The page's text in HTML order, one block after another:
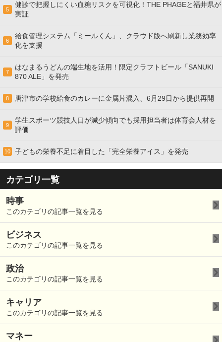
5
健診で把握しにくい血糖リスクを可視化！THE PHAGEと福井県が
実証
6
給食管理システム「ミールくん」、クラウド版へ刷新し業務効率
化を支援
7
はなまるうどんの端生地を活用！限定クラフトビール「SANUKI
870 ALE」を発売
8 唐津市の学校給食のカレーに金属片混入、6月29日から提供再開
9
学生スポーツ競技人口が減少傾向でも採用担当者は体育会人材を
評価
10 子どもの栄養不足に着目した「完全栄養アイス」を発売
カテゴリ一覧
時事
このカテゴリの記事一覧を見る
ビジネス
このカテゴリの記事一覧を見る
政治
このカテゴリの記事一覧を見る
キャリア
このカテゴリの記事一覧を見る
マネー